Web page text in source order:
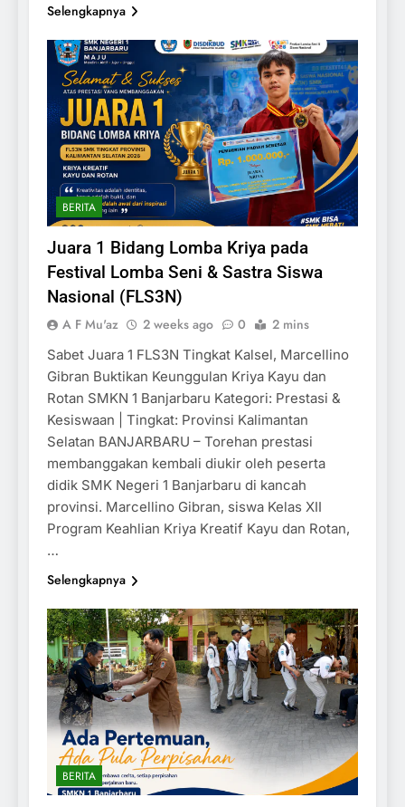
Selengkapnya
BERITA
Juara 1 Bidang Lomba Kriya pada
Festival Lomba Seni & Sastra Siswa
Nasional (FLS3N)
A F Mu'az 2 weeks ago 0 2 mins
Sabet Juara 1 FLS3N Tingkat Kalsel, Marcellino
Gibran Buktikan Keunggulan Kriya Kayu dan
Rotan SMKN 1 Banjarbaru Kategori: Prestasi &
Kesiswaan | Tingkat: Provinsi Kalimantan
Selatan BANJARBARU – Torehan prestasi
membanggakan kembali diukir oleh peserta
didik SMK Negeri 1 Banjarbaru di kancah
provinsi. Marcellino Gibran, siswa Kelas XII
Program Keahlian Kriya Kreatif Kayu dan Rotan,
…
Selengkapnya
BERITA